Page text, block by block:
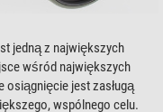
jedną z największych
wśród największych
osiągnięcie jest zasługą
wspólnego celu.